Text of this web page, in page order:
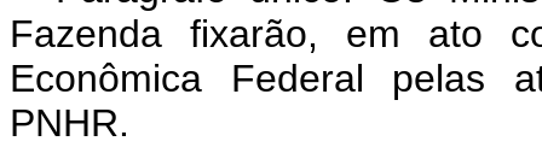
Fazenda fixarão, em ato
Econômica Federal pelas
PNHR.